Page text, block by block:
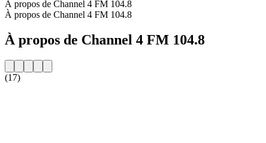
À propos de Channel 4 FM 104.8
À propos de Channel 4 FM 104.8
À propos de Channel 4 FM 104.8
(17)